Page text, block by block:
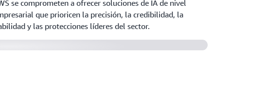
se comprometen a ofrecer soluciones de IA de nivel
que prioricen la precisión, la credibilidad, la
y las protecciones líderes del sector.